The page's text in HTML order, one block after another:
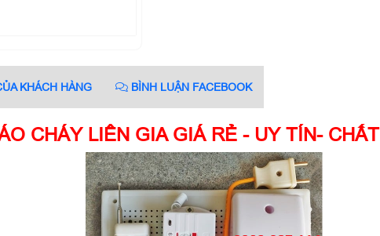
KHÁCH HÀNG BÌNH LUẬN FACEBOOK
CHÁY LIÊN GIA GIÁ RẺ - UY TÍN-